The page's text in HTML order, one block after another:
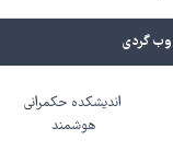
وب گردی
اندیشکده حکمرانی
هوشمند